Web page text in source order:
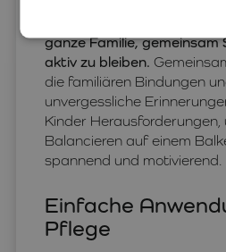
ganze Familie, gemeinsam
aktiv zu bleiben.
die familiären Bindungen
unvergessliche
Kinder Herausforderungen,
Balancieren auf einem
spannend und motivierend.
Einfache
Pflege